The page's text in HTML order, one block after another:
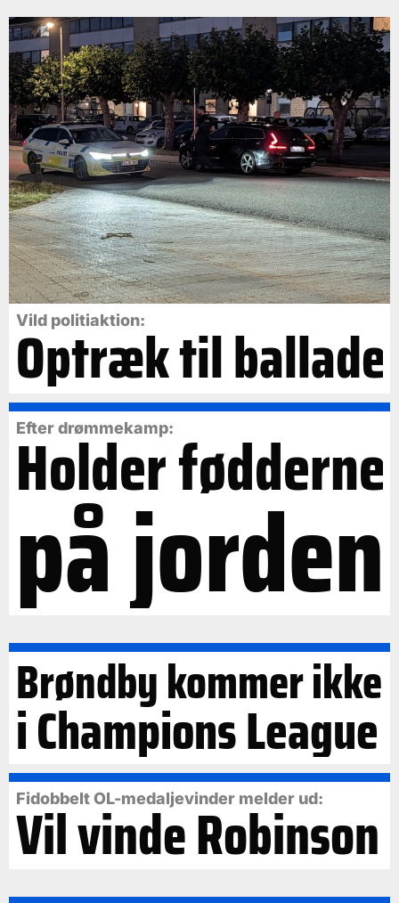
Vild politiaktion:
Optræk til ballade
Efter drømmekamp:
Holder fødderne
på jorden
Brøndby kommer ikke
i Champions League
Fidobbelt OL-medaljevinder melder ud:
Vil vinde Robinson